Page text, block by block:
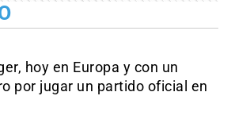
hoy en Europa y con un
por jugar un partido oficial en